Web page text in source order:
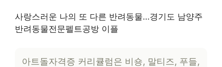
사랑스러운 나의 또 다른 반려동물…경기도 남양주
반려동물전문펠트공방 이플
아트돌자격증 커리큘럼은 비숑, 말티즈, 푸들,